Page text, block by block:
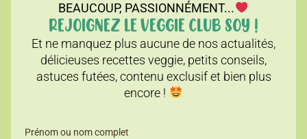
BEAUCOUP, PASSIONNÉMENT...
REJOIGNEZ LE VEGGIE CLUB SOY !
Et ne manquez plus aucune de nos actualités,
délicieuses recettes veggie, petits conseils,
astuces futées, contenu exclusif et bien plus
encore !
Prénom ou nom complet